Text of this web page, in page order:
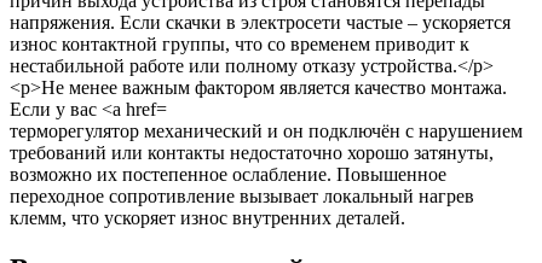
терморегулятор механический и он подключён с нарушением
требований или контакты недостаточно хорошо затянуты,
возможно их постепенное ослабление. Повышенное
переходное сопротивление вызывает локальный нагрев
клемм, что ускоряет износ внутренних деталей.